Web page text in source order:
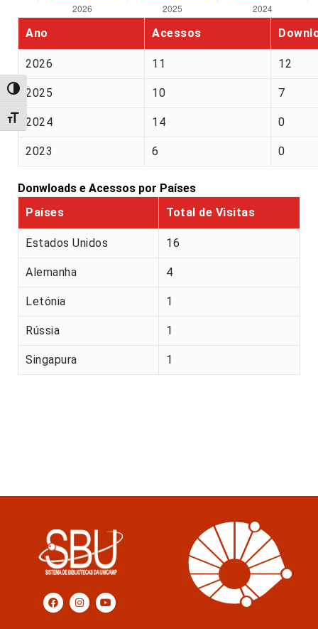
Alternar alto contraste
Alternar tamanho da fonte
Ano Acessos
2026 11 12
2025 10 7
2024 14 0
2023 6 0
Donwloads e Acessos por Países
Países
Total de Visitas
Estados Unidos 16
Alemanha 4
Letónia 1
Rússia 1
Singapura 1